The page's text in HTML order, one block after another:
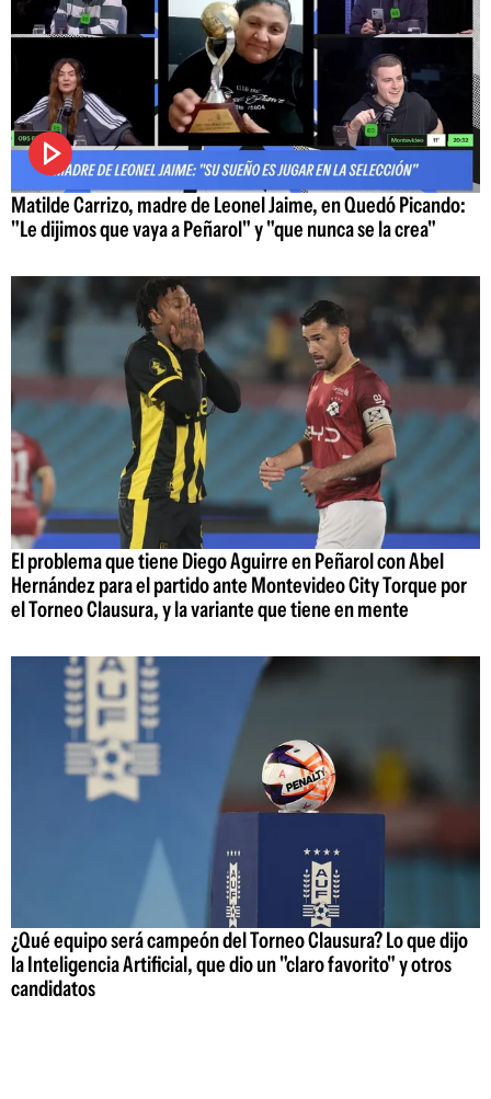
Matilde Carrizo, madre de Leonel Jaime, en Quedó Picando:
"Le dijimos que vaya a Peñarol" y "que nunca se la crea"
El problema que tiene Diego Aguirre en Peñarol con Abel
Hernández para el partido ante Montevideo City Torque por
el Torneo Clausura, y la variante que tiene en mente
¿Qué equipo será campeón del Torneo Clausura? Lo que dijo
la Inteligencia Artificial, que dio un "claro favorito" y otros
candidatos